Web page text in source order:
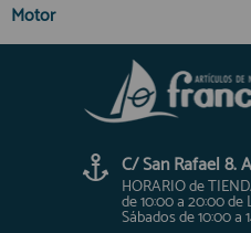
Motor
C/ San Rafael 8.
HORARIO de
de 10:00 a 20:00 de
Sábados de 10:00 a